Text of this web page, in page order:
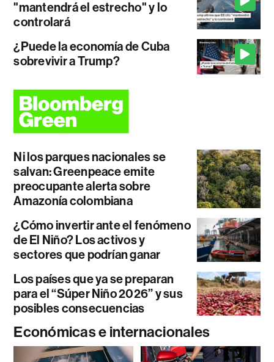
"mantendrá el estrecho" y lo
controlará
¿Puede la economía de Cuba
sobrevivir a Trump?
Ni los parques nacionales se
salvan: Greenpeace emite
preocupante alerta sobre
Amazonía colombiana
¿Cómo invertir ante el fenómeno
de El Niño? Los activos y
sectores que podrían ganar
Los países que ya se preparan
para el “Súper Niño 2026” y sus
posibles consecuencias
Económicas e internacionales